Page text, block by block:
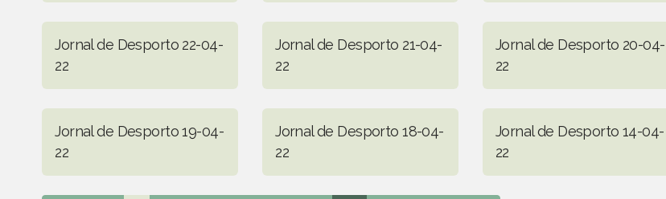
Jornal de Desporto 22-04-
22
Jornal de Desporto 21-04-
22
Jornal de Desporto 20-04-
22
Jornal de Desporto 19-04-
22
Jornal de Desporto 18-04-
22
Jornal de Desporto 14-04-
22